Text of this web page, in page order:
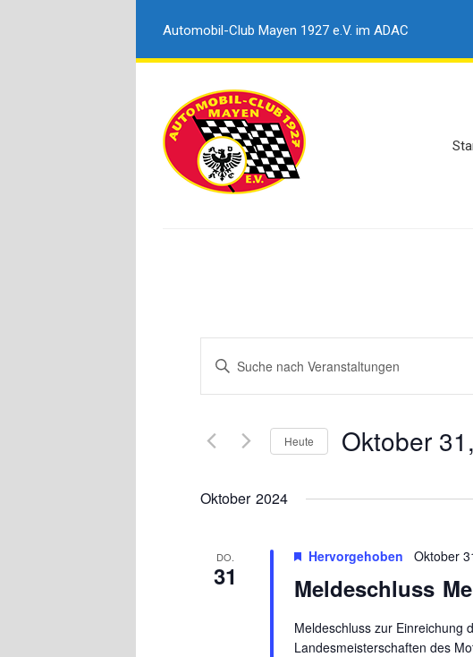
Automobil-Club Mayen 1927 e.V. im ADAC
Suche
und
Navigation
Bitte
nach
Schlüsselwort.
Heute Oktober
Oktober 2024
DO.
31
Hervorgehoben Oktober
Meldeschluss
Meldeschluss zur Einreichung
Landesmeisterschaften des